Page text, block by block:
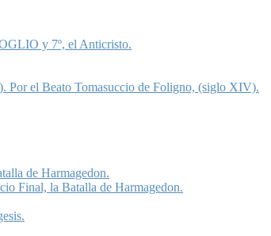
y 7º, el Anticristo.
Por el Beato Tomasuccio de Foligno, (siglo XIV).
de Harmagedon.
Final, la Batalla de Harmagedon.